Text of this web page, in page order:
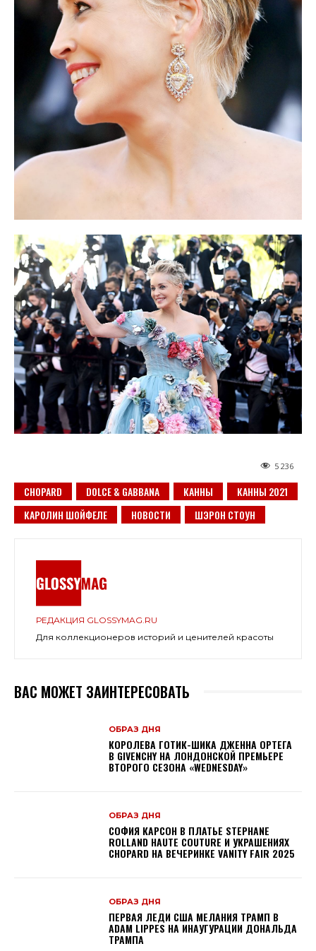
5 236
CHOPARD DOLCE & GABBANA КАННЫ
КАННЫ 2021
КАРОЛИН ШОЙФЕЛЕ
НОВОСТИ ШЭРОН СТОУН
РЕДАКЦИЯ GLOSSYMAG.RU
Для коллекционеров историй и ценителей красоты
ВАС МОЖЕТ ЗАИНТЕРЕСОВАТЬ
ОБРАЗ ДНЯ
КОРОЛЕВА ГОТИК-ШИКА ДЖЕННА ОРТЕГА
В GIVENCHY НА ЛОНДОНСКОЙ ПРЕМЬЕРЕ
ВТОРОГО СЕЗОНА «WEDNESDAY»
ОБРАЗ ДНЯ
СОФИЯ КАРСОН В ПЛАТЬЕ STEPHANE
ROLLAND HAUTE COUTURE И УКРАШЕНИЯХ
CHOPARD НА ВЕЧЕРИНКЕ VANITY FAIR 2025
ОБРАЗ ДНЯ
ПЕРВАЯ ЛЕДИ США МЕЛАНИЯ ТРАМП В
ADAM LIPPES НА ИНАУГУРАЦИИ ДОНАЛЬДА
ТРАМПА